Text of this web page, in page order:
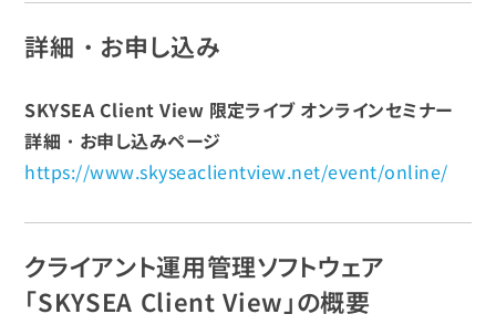
詳細・お申し込み
SKYSEA Client View 限定ライブ オンラインセミナー
詳細・お申し込みページ
https://www.skyseaclientview.net/event/online/
クライアント運用管理ソフトウェア
「SKYSEA Client View」の概要